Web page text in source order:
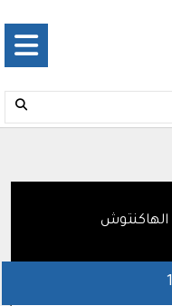
الهاكنتوش